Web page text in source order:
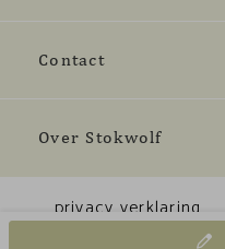
Contact
Over Stokwolf
privacy verklaring